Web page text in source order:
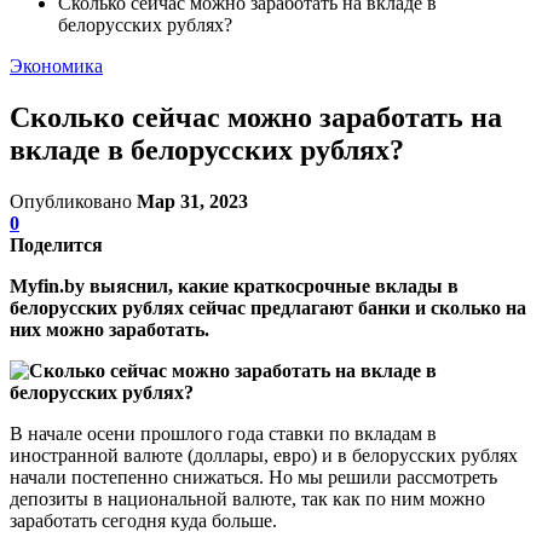
белорусских рублях?
Экономика
Сколько сейчас можно заработать на
вкладе в белорусских рублях?
Опубликовано Мар 31, 2023
0
Поделится
Myfin.by выяснил, какие краткосрочные вклады в
белорусских рублях сейчас предлагают банки и сколько на
них можно заработать.
В начале осени прошлого года ставки по вкладам в
иностранной валюте (доллары, евро) и в белорусских рублях
начали постепенно снижаться. Но мы решили рассмотреть
депозиты в национальной валюте, так как по ним можно
заработать сегодня куда больше.